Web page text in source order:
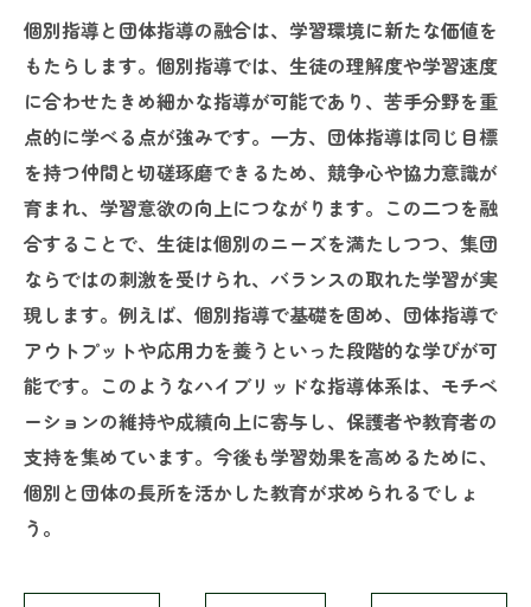
個別指導と団体指導の融合は、学習環境に新たな価値を
もたらします。個別指導では、生徒の理解度や学習速度
に合わせたきめ細かな指導が可能であり、苦手分野を重
点的に学べる点が強みです。一方、団体指導は同じ目標
を持つ仲間と切磋琢磨できるため、競争心や協力意識が
育まれ、学習意欲の向上につながります。この二つを融
合することで、生徒は個別のニーズを満たしつつ、集団
ならではの刺激を受けられ、バランスの取れた学習が実
現します。例えば、個別指導で基礎を固め、団体指導で
アウトプットや応用力を養うといった段階的な学びが可
能です。このようなハイブリッドな指導体系は、モチベ
ーションの維持や成績向上に寄与し、保護者や教育者の
支持を集めています。今後も学習効果を高めるために、
個別と団体の長所を活かした教育が求められるでしょ
う。